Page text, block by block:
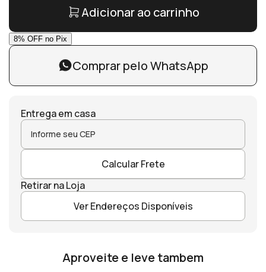
Adicionar ao carrinho
Comprar pelo WhatsApp
Entrega em casa
Calcular Frete
Retirar na Loja
Ver Endereços Disponíveis
Aproveite e leve tambem